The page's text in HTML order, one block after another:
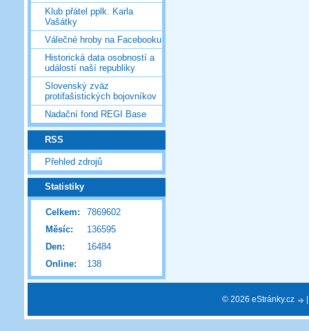
Klub přátel pplk. Karla
Vašátky
Válečné hroby na Facebooku
Historická data osobností a
událostí naší republiky
Slovenský zväz
protifašistických bojovníkov
Nadační fond REGI Base
RSS
Přehled zdrojů
Statistiky
Online: 138
Celkem:
7869602
Měsíc:
136595
Den:
16484
© 2026 eStránky.cz